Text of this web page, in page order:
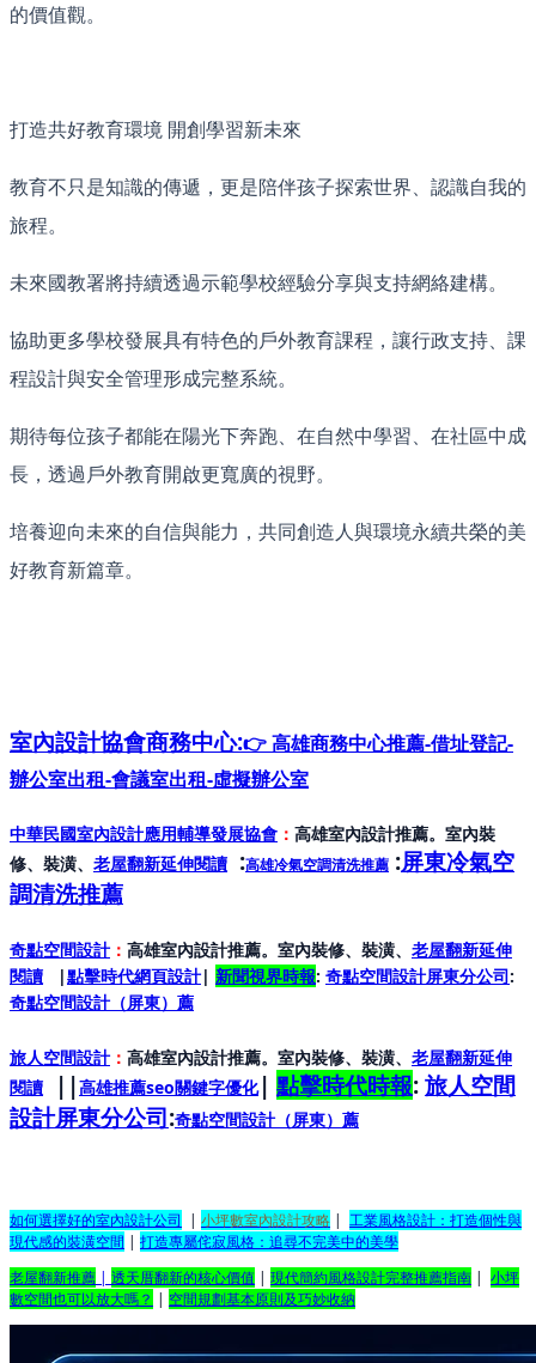
的價值觀。
打造共好教育環境 開創學習新未來
教育不只是知識的傳遞，更是陪伴孩子探索世界、認識自我的
旅程。
未來國教署將持續透過示範學校經驗分享與支持網絡建構。
協助更多學校發展具有特色的戶外教育課程，讓行政支持、課
程設計與安全管理形成完整系統。
期待每位孩子都能在陽光下奔跑、在自然中學習、在社區中成
長，透過戶外教育開啟更寬廣的視野。
培養迎向未來的自信與能力，共同創造人與環境永續共榮的美
好教育新篇章。
室內設計協會商務中心:👉 高雄商務中心推薦-借址登記-
辦公室出租-會議室出租-虛擬辦公室
中華民國室內設計應用輔導發展協會 ： 高雄室內設計推薦。室內裝
修、裝潢、 老屋翻新延伸閱讀 :高雄冷氣空調清洗推薦 :屏東冷氣空
調清洗推薦
奇點空間設計： 高雄室內設計推薦。室內裝修、裝潢、 老屋翻新延伸
閱讀 |點擊時代網頁設計| 新聞視界時報: 奇點空間設計屏東分公司:
奇點空間設計（屏東） 薦
旅人空間設計： 高雄室內設計推薦。室內裝修、裝潢、 老屋翻新延伸
閱讀
||高雄推薦seo關鍵字優化| 點擊時代時報: 旅人空間
設計屏東分公司:奇點空間設計（屏東） 薦
如何選擇好的室內設計公司 | 小坪數室內設計攻略 | 工業風格設計：打造個性與
現代感的裝潢空間 | 打造專屬侘寂風格：追尋不完美中的美學
老屋翻新推薦 | 透天厝翻新的核心價值 | 現代簡約風格設計完整推薦指南 | 小坪
數空間也可以放大嗎？ | 空間規劃基本原則及巧妙收納